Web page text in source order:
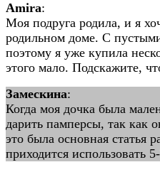
Amira:
Моя подруга родила, и я
родильном доме. С
поэтому я уже купила
этого мало. Подскажите,
Замескина:
Когда моя дочка была
дарить памперсы, так как
это была основная статья
приходится использовать